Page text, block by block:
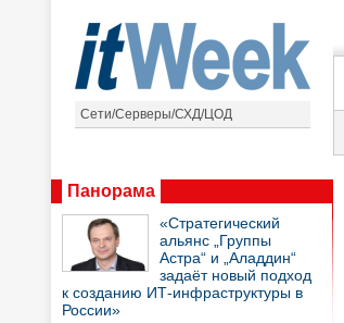
Сети/Серверы/СХД/ЦОД
Панорама
«Стратегический
альянс „Группы
Астра“ и „Аладдин“
задаёт новый подход
к созданию ИТ-инфраструктуры в
России»